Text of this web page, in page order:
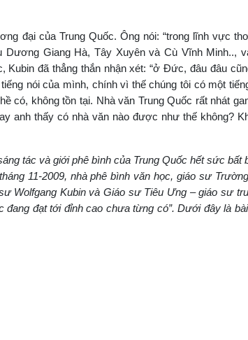
đại của Trung Quốc. Ông nói: “trong lĩnh vực
Giang Hà, Tây Xuyên và Cù Vĩnh Minh..,
đã thẳng thắn nhận xét: “ở Đức, đâu đâu
nói của mình, chính vì thế chúng tôi có một
có, không tồn tại. Nhà văn Trung Quốc rất nhát
anh thấy có nhà văn nào được như thế không?
tác và giới phê bình của Trung Quốc hết sức bất
11-2009, nhà phê bình văn học, giáo sư
Wolfgang Kubin và Giáo sư Tiêu Ưng – giáo sư
đang đạt tới đỉnh cao chưa từng có”. Dưới đây là